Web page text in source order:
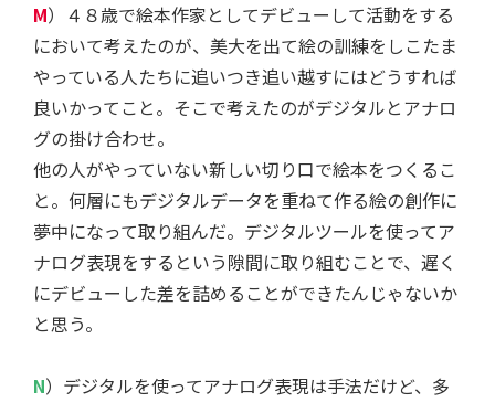
M）４８歳で絵本作家としてデビューして活動をする
において考えたのが、美大を出て絵の訓練をしこたま
やっている人たちに追いつき追い越すにはどうすれば
良いかってこと。そこで考えたのがデジタルとアナロ
グの掛け合わせ。
他の人がやっていない新しい切り口で絵本をつくるこ
と。何層にもデジタルデータを重ねて作る絵の創作に
夢中になって取り組んだ。デジタルツールを使ってア
ナログ表現をするという隙間に取り組むことで、遅く
にデビューした差を詰めることができたんじゃないか
と思う。
N）デジタルを使ってアナログ表現は手法だけど、多